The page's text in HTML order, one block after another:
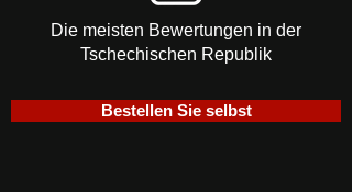
Die meisten Bewertungen in der
Tschechischen Republik
Bestellen Sie selbst